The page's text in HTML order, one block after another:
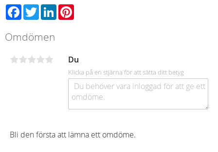
Facebook
TwitterLinkedIn
Omdömen
Du
Klicka på en stjärna för att sätta ditt betyg
Bli den första att lämna ett omdöme.